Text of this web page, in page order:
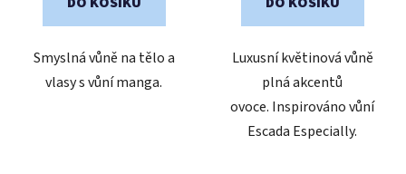
Smyslná vůně na tělo a
vlasy s vůní manga.
Luxusní květinová vůně
plná akcentů
ovoce. Inspirováno vůní
Escada Especially.